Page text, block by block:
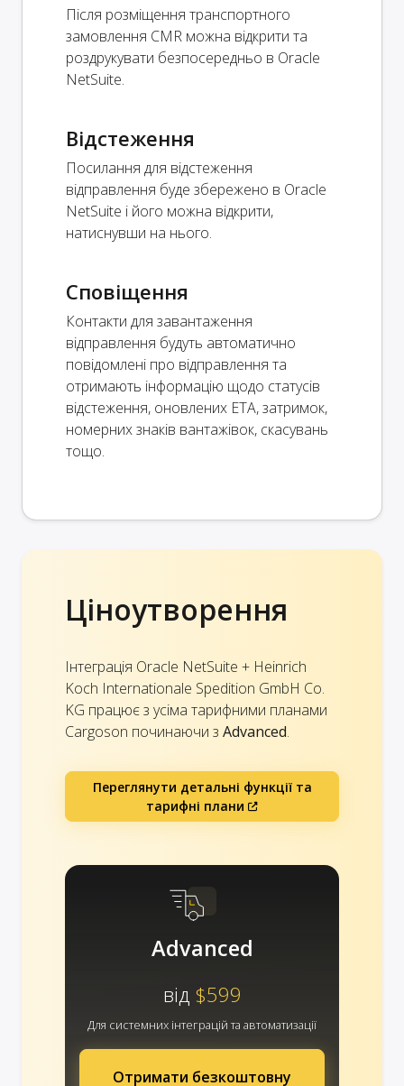
Після розміщення транспортного
замовлення CMR можна відкрити та
роздрукувати безпосередньо в Oracle
NetSuite.
Відстеження
Посилання для відстеження
відправлення буде збережено в Oracle
NetSuite і його можна відкрити,
натиснувши на нього.
Сповіщення
Контакти для завантаження
відправлення будуть автоматично
повідомлені про відправлення та
отримають інформацію щодо статусів
відстеження, оновлених ETA, затримок,
номерних знаків вантажівок, скасувань
тощо.
Ціноутворення
Інтеграція Oracle NetSuite + Heinrich
Koch Internationale Spedition GmbH Co.
KG працює з усіма тарифними планами
Cargoson починаючи з Advanced.
Переглянути детальні функції та
тарифні плани
Advanced
від $599
Для системних інтеграцій та автоматизації
Отримати безкоштовну